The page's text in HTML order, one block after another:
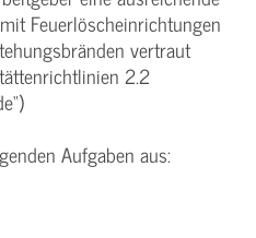
Feuerlöscheinrichtungen
vertraut
2.2
Aufgaben aus: